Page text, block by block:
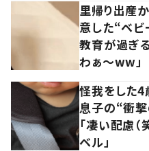
里帰り出産
意した“ベビ
教育が過ぎ
わぁ～ww」
怪我をした4
息子の“衝
「凄い配慮（
ベル」